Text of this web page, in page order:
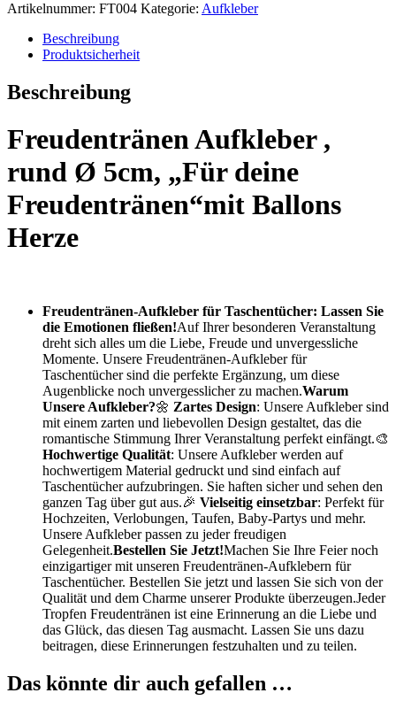
Artikelnummer: FT004 Kategorie: Aufkleber
Beschreibung
Produktsicherheit
Beschreibung
Freudentränen Aufkleber ,
rund Ø 5cm, „Für deine
Freudentränen“mit Ballons
Herze
Freudentränen-Aufkleber für Taschentücher: Lassen Sie
die Emotionen fließen!Auf Ihrer besonderen Veranstaltung
dreht sich alles um die Liebe, Freude und unvergessliche
Momente. Unsere Freudentränen-Aufkleber für
Taschentücher sind die perfekte Ergänzung, um diese
Augenblicke noch unvergesslicher zu machen.Warum
Unsere Aufkleber?🌼 Zartes Design: Unsere Aufkleber sind
mit einem zarten und liebevollen Design gestaltet, das die
romantische Stimmung Ihrer Veranstaltung perfekt einfängt.🎨
Hochwertige Qualität: Unsere Aufkleber werden auf
hochwertigem Material gedruckt und sind einfach auf
Taschentücher aufzubringen. Sie haften sicher und sehen den
ganzen Tag über gut aus.🎉 Vielseitig einsetzbar: Perfekt für
Hochzeiten, Verlobungen, Taufen, Baby-Partys und mehr.
Unsere Aufkleber passen zu jeder freudigen
Gelegenheit.Bestellen Sie Jetzt!Machen Sie Ihre Feier noch
einzigartiger mit unseren Freudentränen-Aufklebern für
Taschentücher. Bestellen Sie jetzt und lassen Sie sich von der
Qualität und dem Charme unserer Produkte überzeugen.Jeder
Tropfen Freudentränen ist eine Erinnerung an die Liebe und
das Glück, das diesen Tag ausmacht. Lassen Sie uns dazu
beitragen, diese Erinnerungen festzuhalten und zu teilen.
Das könnte dir auch gefallen …